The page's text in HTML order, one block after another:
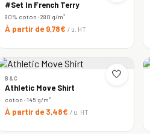
#Set In French Terry
80% coton · 280 g/m²
À partir de 9,78€ / u. HT
🤍
B&C
Athletic Move Shirt
coton · 145 g/m²
À partir de 3,48€ / u. HT